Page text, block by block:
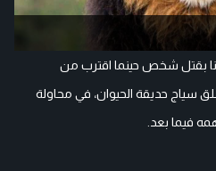
بقتل شخص حينما اقترب من
سياج حديقة الحيوان، في محاولة
فيما بعد.